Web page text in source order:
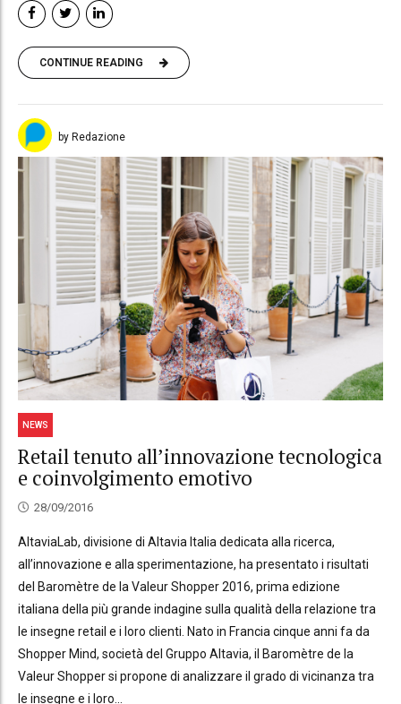
CONTINUE READING
by Redazione
NEWS
Retail tenuto all’innovazione tecnologica
e coinvolgimento emotivo
28/09/2016
AltaviaLab, divisione di Altavia Italia dedicata alla ricerca,
all’innovazione e alla sperimentazione, ha presentato i risultati
del Baromètre de la Valeur Shopper 2016, prima edizione
italiana della più grande indagine sulla qualità della relazione tra
le insegne retail e i loro clienti. Nato in Francia cinque anni fa da
Shopper Mind, società del Gruppo Altavia, il Baromètre de la
Valeur Shopper si propone di analizzare il grado di vicinanza tra
le insegne e i loro...